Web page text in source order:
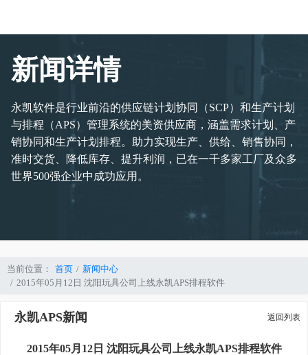
新闻详情
永凯软件是行业前沿的供应链计划协同（SCP）和生产计划
与排程（APS）管理系统的美资供应商，涵盖需求计划、产
销协同和生产计划排程。助力实现生产、供给、销售协同，
准时交货、降低库存、提升利润，已在一千多家工厂及众多
世界500强企业中成功应用。
当前位置： 首页
新闻中心
2015年05月12日 沈阳玩具公司上线永凯APS排程软件
永凯APS新闻 返回列表
2015年05月12日 沈阳玩具公司上线永凯APS排程软件